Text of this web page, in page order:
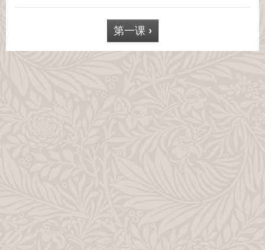
第一课 ›